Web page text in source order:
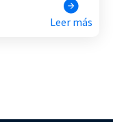
Leer más